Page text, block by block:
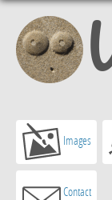
Images
Contact